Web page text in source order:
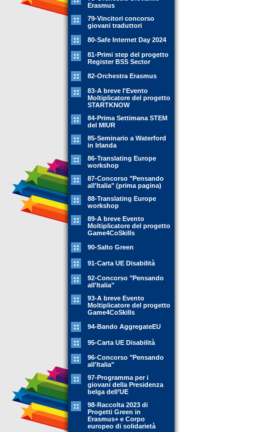
Erasmus
79-Vincitori concorso
giovani traduttori
80-Safe Internet Day 2024
81-Primi step del progetto
Register BSS Sector
82-Orchestra Erasmus
83-A breve l'Evento
Moltiplicatore del progetto
STARTKNOW
84-Prima Settimana STEM
del MIUR
85-Seminario a Waterford
in Irlanda
86-Translating Europe
workshop
87-Concorso "Pensando
all'Italia" (prima pagina)
88-Translating Europe
workshop
89-A breve Evento
Moltiplicatore del progetto
Game4CoSkills
90-Salto Green
91-Carta UE Disabilità
92-Concorso "Pensando
all'Italia"
93-A breve Evento
Moltiplicatore del progetto
Game4CoSkills
94-Bando AggregateEU
95-Carta UE Disabilità
96-Concorso "Pensando
all'Italia"
97-Programma per i
giovani della Presidenza
belga dell’UE
98-Raccolta 2023 di
Progetti Green in
Erasmus+ e Corpo
europeo di solidarietà